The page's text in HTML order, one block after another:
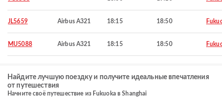
JL5659 Airbus A321 18:15 18:50
MU5088 Airbus A321 18:15 18:50
Найдите лучшую поездку и получите идеальные впечатления
от путешествия
Начните своё путешествие из Fukuoka в Shanghai